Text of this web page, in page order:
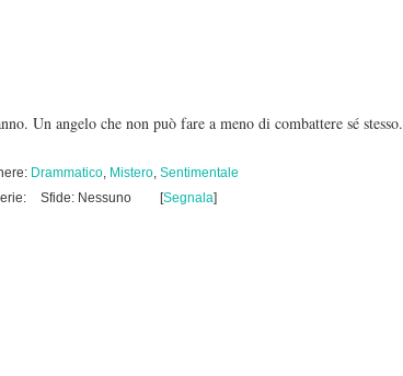
Un angelo che non può fare a meno di combattere sé stesso.
Drammatico, Mistero, Sentimentale
Sfide: Nessuno [Segnala]